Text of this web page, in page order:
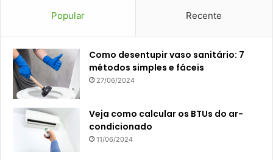
Popular Recente
Como desentupir vaso sanitário: 7
métodos simples e fáceis
27/06/2024
Veja como calcular os BTUs do ar-
condicionado
11/06/2024